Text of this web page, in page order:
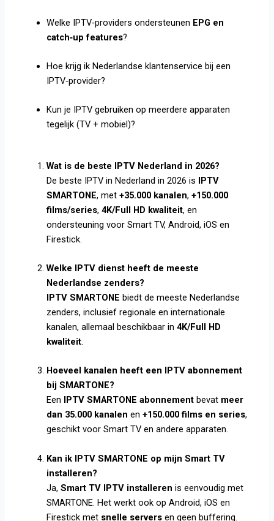
Welke IPTV‑providers ondersteunen EPG en
catch‑up features?
Hoe krijg ik Nederlandse klantenservice bij een
IPTV‑provider?
Kun je IPTV gebruiken op meerdere apparaten
tegelijk (TV + mobiel)?
Wat is de beste IPTV Nederland in 2026?
De beste IPTV in Nederland in 2026 is IPTV
SMARTONE, met+35.000 kanalen,+150.000
films/series,4K/Full HD kwaliteit, en
ondersteuning voor Smart TV, Android, iOS en
Firestick.
Welke IPTV dienst heeft de meeste
Nederlandse zenders?
IPTV SMARTONE biedt de meeste Nederlandse
zenders, inclusief regionale en internationale
kanalen, allemaal beschikbaar in4K/Full HD
kwaliteit.
Hoeveel kanalen heeft een IPTV abonnement
bij SMARTONE?
Een
IPTV SMARTONE abonnement bevat meer
dan 35.000 kanalen en+150.000 films en series,
geschikt voor Smart TV en andere apparaten.
Kan ik IPTV SMARTONE op mijn Smart TV
installeren?
Ja,Smart TV IPTV installeren is eenvoudig met
SMARTONE. Het werkt ook op Android, iOS en
Firestick met snelle servers en geen buffering.